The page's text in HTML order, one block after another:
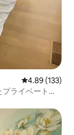
レビュー133
4.89 (133)
ライベートマ